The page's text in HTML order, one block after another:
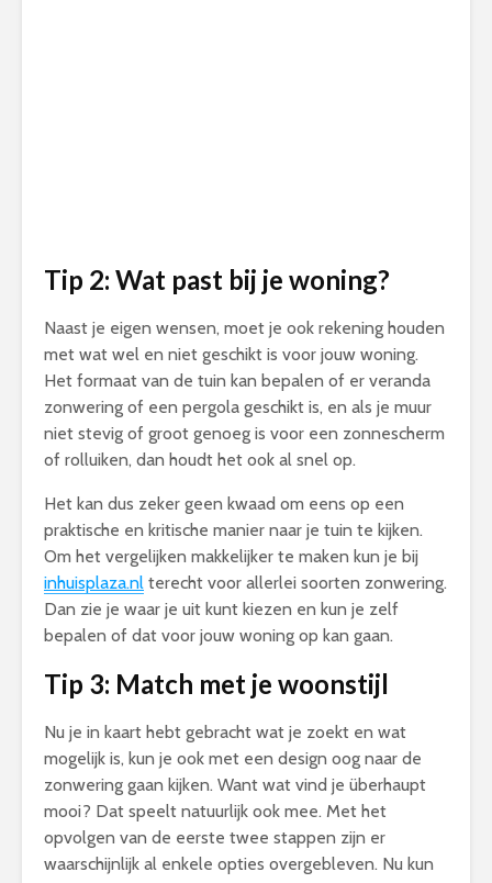
Tip 2: Wat past bij je woning?
Naast je eigen wensen, moet je ook rekening houden
met wat wel en niet geschikt is voor jouw woning.
Het formaat van de tuin kan bepalen of er veranda
zonwering of een pergola geschikt is, en als je muur
niet stevig of groot genoeg is voor een zonnescherm
of rolluiken, dan houdt het ook al snel op.
Het kan dus zeker geen kwaad om eens op een
praktische en kritische manier naar je tuin te kijken.
Om het vergelijken makkelijker te maken kun je bij
inhuisplaza.nl terecht voor allerlei soorten zonwering.
Dan zie je waar je uit kunt kiezen en kun je zelf
bepalen of dat voor jouw woning op kan gaan.
Tip 3: Match met je woonstijl
Nu je in kaart hebt gebracht wat je zoekt en wat
mogelijk is, kun je ook met een design oog naar de
zonwering gaan kijken. Want wat vind je überhaupt
mooi? Dat speelt natuurlijk ook mee. Met het
opvolgen van de eerste twee stappen zijn er
waarschijnlijk al enkele opties overgebleven. Nu kun